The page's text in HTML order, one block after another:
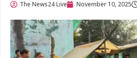
The News24 Live November 10, 2025